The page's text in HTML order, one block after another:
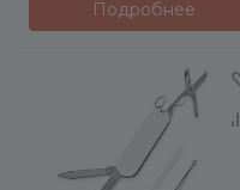
Подробнее